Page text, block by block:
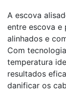
A escova
entre escova e
alinhados e
Com
temperatura
resultados
danificar os